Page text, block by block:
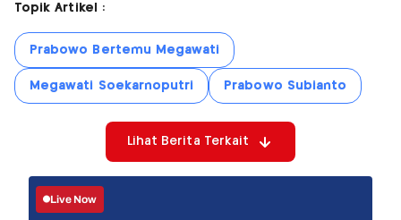
Topik Artikel :
Prabowo Bertemu Megawati
Megawati Soekarnoputri Prabowo Subianto
Lihat Berita Terkait
Live Now